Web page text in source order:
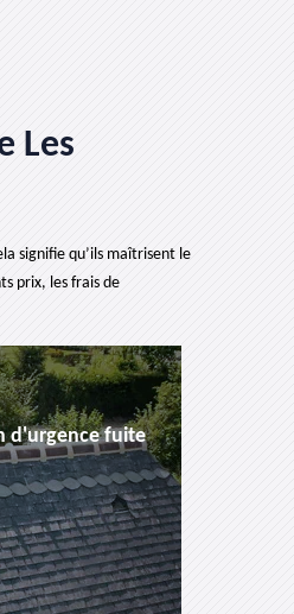
Les
signifie qu’ils maîtrisent le
prix, les frais de
d'urgence fuite